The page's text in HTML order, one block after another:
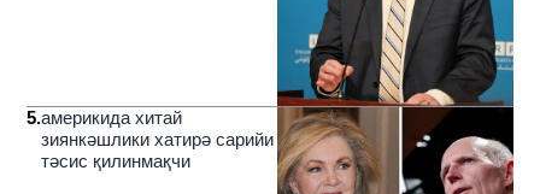
5.америкида хитай
зиянкәшлики хатирә сарийи
тәсис қилинмақчи